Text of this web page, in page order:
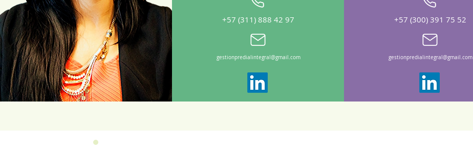
+57 (311) 888 42 97
gestionpredialintegral@gmail.com
+57 (300) 391 75 52
gestionpredialintegral@gmail.com